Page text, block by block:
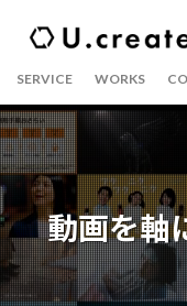
SERVICE WORKS
動画を軸